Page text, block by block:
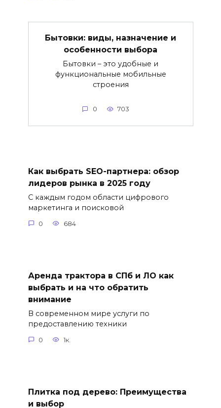
Бытовки: виды, назначение и
особенности выбора
Бытовки – это удобные и
функциональные мобильные
строения
0 703
Как выбрать SEO-партнера: обзор
лидеров рынка в 2025 году
С каждым годом области цифрового
маркетинга и поисковой
0 684
Аренда трактора в СПб и ЛО как
выбрать и на что обратить
внимание
В современном мире услуги по
предоставлению техники
0 1к.
Плитка под дерево: Преимущества
и выбор